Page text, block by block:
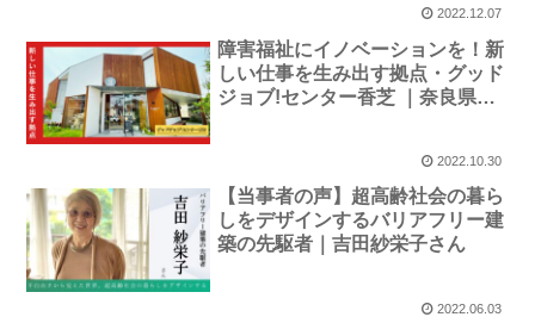
2022.12.07
障害福祉にイノベーションを！新
しい仕事を生み出す拠点・グッド
ジョブ!センター香芝 ｜奈良県香
2022.10.30
【当事者の声】超高齢社会の暮ら
しをデザインするバリアフリー建
築の先駆者｜吉田紗栄子さん
2022.06.03